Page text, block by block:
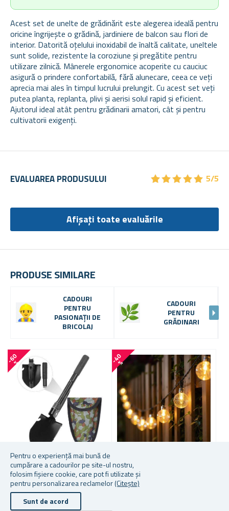
Pentru o experiență mai bună de
cumpărare a cadourilor pe site-ul nostru,
folosim fișiere cookie, care pot fi utilizate și
pentru personalizarea reclamelor(Citește)
Sunt de acord
Acest set de unelte de grădinărit este alegerea ideală pentru
oricine îngrijește o grădină, jardiniere de balcon sau flori de
interior. Datorită oțelului inoxidabil de înaltă calitate, uneltele
sunt solide, rezistente la coroziune și pregătite pentru
utilizare zilnică. Mânerele ergonomice acoperite cu cauciuc
asigură o prindere confortabilă, fără alunecare, ceea ce veți
aprecia mai ales în timpul lucrului prelungit. Cu acest set veți
putea planta, replanta, plivi și aerisi solul rapid și eficient.
Ajutorul ideal atât pentru grădinarii amatori, cât și pentru
cultivatorii exigenți.
PRODUSE SIMILARE
CADOURI
PENTRU
PASIONAȚII DE
BRICOLAJ
CADOURI
PENTRU
GRĂDINARI
-
6
0
%
LOPATĂ PLIABILĂ
-
4
0
%
ILUMINAT SOLAR
DECORATIV 30 BECURI 4,4
M
EVALUAREA PRODUSULUI ★★★★★
★★★★★ 5/5
Afișați toate evaluările